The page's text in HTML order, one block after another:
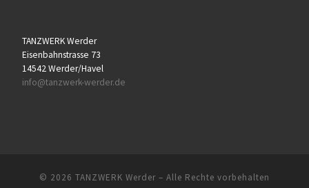
TANZWERK Werder
Eisenbahnstrasse 73
14542 Werder/Havel
info@tanzwerk-werder.de
© 2026 TANZWERK Werder – Alle Rechte vorbehalten